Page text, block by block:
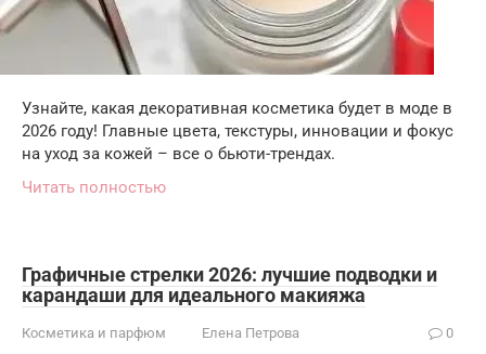
Узнайте, какая декоративная косметика будет в моде в
2026 году! Главные цвета, текстуры, инновации и фокус
на уход за кожей – все о бьюти-трендах.
Читать полностью
Графичные стрелки 2026: лучшие подводки и
карандаши для идеального макияжа
Косметика и парфюм Елена Петрова 0